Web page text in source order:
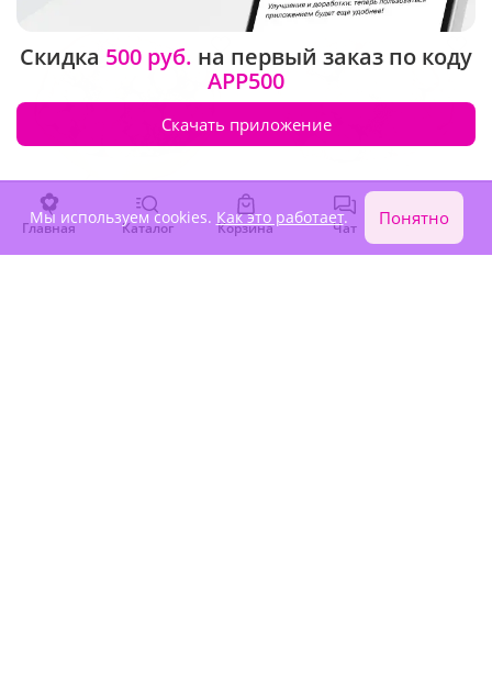
Главная Каталог Корзина Чат Войти
Скидка 500 руб. на первый заказ по коду
APP500
Скачать приложение
Мы используем cookies. Как это работает. Понятно